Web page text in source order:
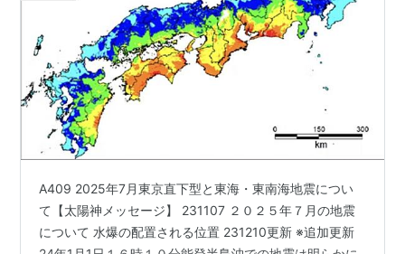
A409 2025年7月東京直下型と東海・東南海地震につい
て【太陽神メッセージ】 231107 ２０２５年７月の地震
について 水爆の配置される位置 231210更新 ※追加更新